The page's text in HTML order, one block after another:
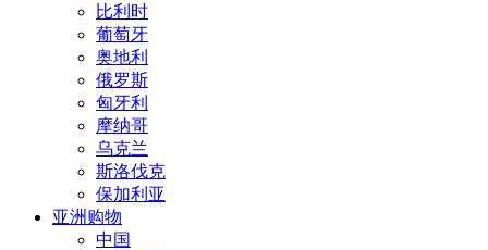
比利时
葡萄牙
奥地利
俄罗斯
匈牙利
摩纳哥
乌克兰
斯洛伐克
保加利亚
亚洲购物
中国